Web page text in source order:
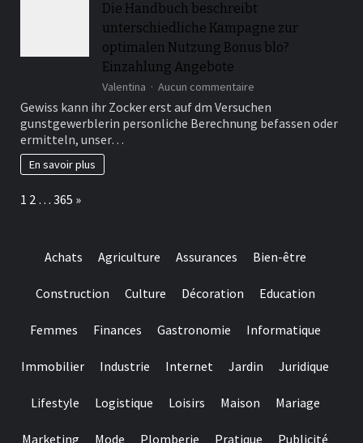
Beschwerdeverfahren
bei
Verhoren
Die Handbuch beschreibt
unterschiedliche Kampagne zur
optimalen Nutzung Bonus blo?
Einzahlung Angebote
Valentina Aucun commentaire
Handbuch
beschreibt
Angebote
Gewiss kann ihr Zocker erst auf dm Versuchen
gunstgewerblerin personliche Berechnung befassen oder
ermitteln, unser…
En savoir plus
Page:
1 2 … 365 Next
»
Achats Agriculture Assurances Bien-être
Construction Culture Décoration Education
Femmes Finances Gastronomie Informatique
Immobilier Industrie Internet Jardin Juridique
Lifestyle Logistique Loisirs Maison Mariage
Marketing Mode Plomberie Pratique Publicité